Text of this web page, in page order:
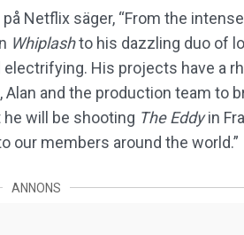
Netflix säger, “From the
Whiplashto his dazzling duo of
electrifying. His projects have a
Alan and the production team to
he will be shooting The Eddyin
our members around the world.”
ANNONS